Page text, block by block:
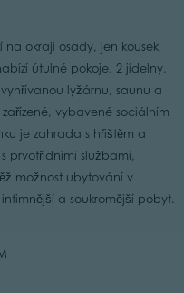
na okraji osady, jen kousek
útulné pokoje, 2 jídelny,
lyžárnu, saunu a
vybavené sociálním
je zahrada s hřištěm a
prvotřídními službami,
možnost ubytování v
a soukromější pobyt.